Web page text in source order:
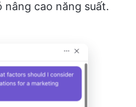
cao năng suất.